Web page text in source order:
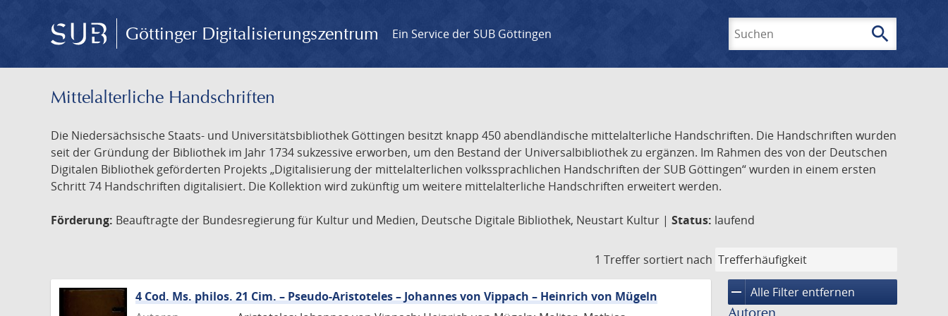
Göttinger Digitalisierungszentrum Ein Service der SUB Göttingen search
Mittelalterliche Handschriften
Die Niedersächsische Staats- und Universitätsbibliothek Göttingen besitzt knapp 450 abendländische mittelalterliche Handschriften. Die Handschriften wurden
seit der Gründung der Bibliothek im Jahr 1734 sukzessive erworben, um den Bestand der Universalbibliothek zu ergänzen. Im Rahmen des von der Deutschen
Digitalen Bibliothek geförderten Projekts „Digitalisierung der mittelalterlichen volkssprachlichen Handschriften der SUB Göttingen“ wurden in einem ersten
Schritt 74 Handschriften digitalisiert. Die Kollektion wird zukünftig um weitere mittelalterliche Handschriften erweitert werden.
Förderung: Beauftragte der Bundesregierung für Kultur und Medien, Deutsche Digitale Bibliothek, Neustart Kultur | Status: laufend
1 Treffer sortiert nach
remove Alle Filter entfernen
4 Cod. Ms. philos. 21 Cim. – Pseudo-Aristoteles – Johannes von Vippach – Heinrich von Mügeln